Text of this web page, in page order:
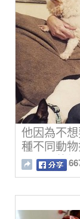
他因為不
種不同動
園」！他們
太可愛了！